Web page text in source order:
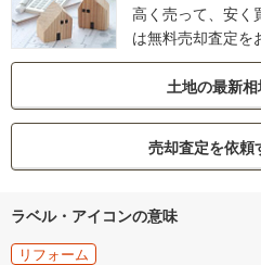
高く売って、安く
は無料売却査定を
土地の最新
売却査定を依頼
ラベル・アイコンの意味
リフォーム